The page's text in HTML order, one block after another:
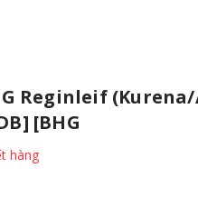
Reginleif (Kurena/
[BHG
hàng